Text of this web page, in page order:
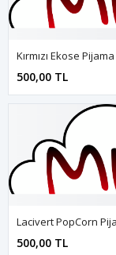
Kırmızı Ekose Pijama
500,00 TL
500,00 TL